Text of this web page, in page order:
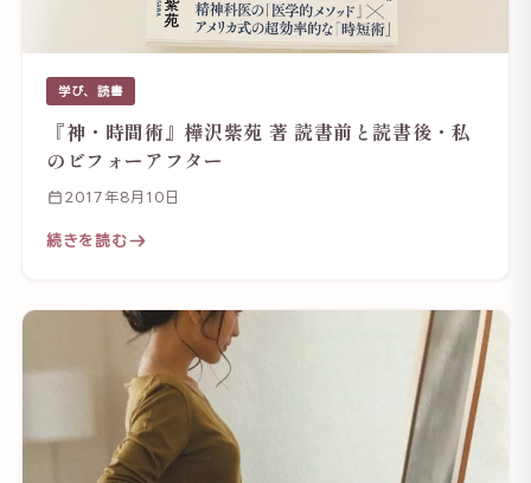
学び、読書
『神・時間術』樺沢紫苑 著 読書前と読書後・私
のビフォーアフター
2017年8月10日
続きを読む